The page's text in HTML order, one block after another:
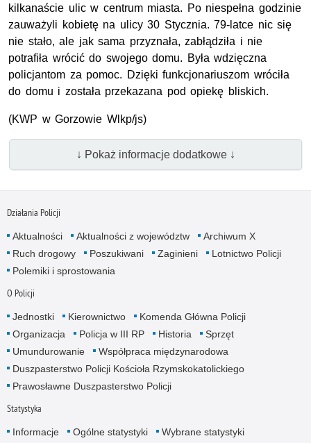
kilkanaście ulic w centrum miasta. Po niespełna godzinie
zauważyli kobietę na ulicy 30 Stycznia. 79-latce nic się
nie stało, ale jak sama przyznała, zabłądziła i nie
potrafiła wrócić do swojego domu. Była wdzięczna
policjantom za pomoc. Dzięki funkcjonariuszom wróciła
do domu i została przekazana pod opiekę bliskich.
(KWP w Gorzowie Wlkp/js)
↓ Pokaż informacje dodatkowe ↓
Działania Policji
Aktualności Aktualności z województw
Archiwum X
Ruch drogowy
Poszukiwani Zaginieni
Lotnictwo Policji
Polemiki i sprostowania
O Policji
Jednostki Kierownictwo
Komenda Główna Policji
Organizacja
Policja w III RP Historia
Sprzęt
Umundurowanie
Współpraca międzynarodowa
Duszpasterstwo Policji Kościoła Rzymskokatolickiego
Prawosławne Duszpasterstwo Policji
Statystyka
Informacje Ogólne statystyki
Wybrane statystyki